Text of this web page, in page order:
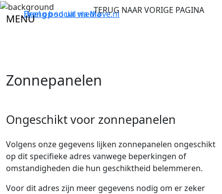
MENU
TERUG NAAR VORIGE PAGINA
Breng bod uit viaMove.nl
Deel op social media
Zonnepanelen
Ongeschikt voor zonnepanelen
Volgens onze gegevens lijken zonnepanelen ongeschikt
op dit specifieke adres vanwege beperkingen of
omstandigheden die hun geschiktheid belemmeren.
Voor dit adres zijn meer gegevens nodig om er zeker